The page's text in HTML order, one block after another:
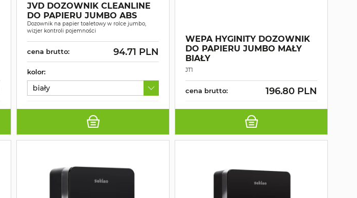
JVD DOZOWNIK CLEANLINE
DO PAPIERU JUMBO ABS
Dozownik na papier toaletowy w rolce jumbo,
wizjer kontroli pojemności
cena brutto: 94.71 PLN
kolor:
biały
WEPA HYGINITY DOZOWNIK
DO PAPIERU JUMBO MAŁY
BIAŁY
JT1
cena brutto: 196.80 PLN